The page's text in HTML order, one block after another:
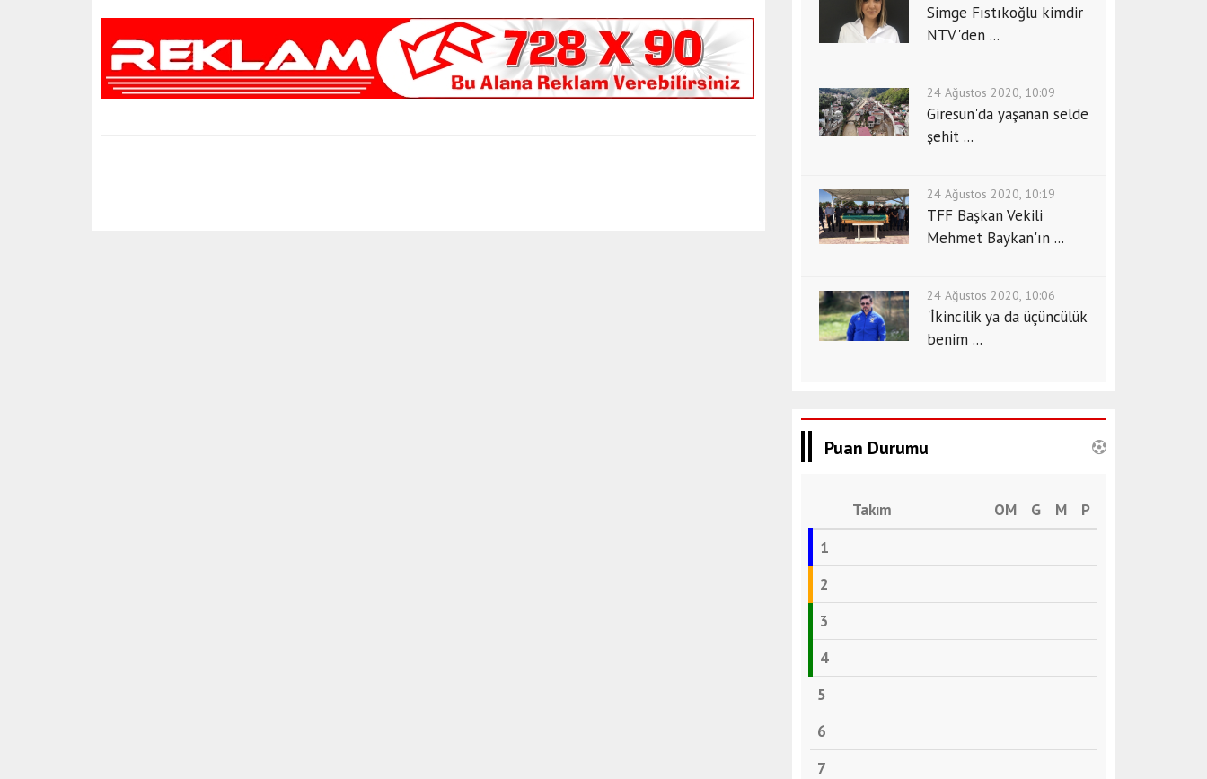
Simge Fıstıkoğlu kimdir
NTV'den ...
24 Ağustos 2020, 10:09
Giresun'da yaşanan selde
şehit ...
24 Ağustos 2020, 10:19
TFF Başkan Vekili
Mehmet Baykan'ın ...
24 Ağustos 2020, 10:06
'İkincilik ya da üçüncülük
benim ...
Puan Durumu
Takım OM G M
P
1
2
3
4
5
6
7